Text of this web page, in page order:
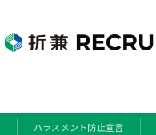
ハラスメント防止宣言